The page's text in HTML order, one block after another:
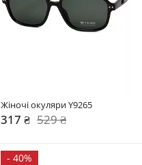
Жіночі окуляри Y9265
317 ₴ 529 ₴
- 40%